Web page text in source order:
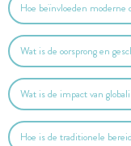
Hoe beïnvloeden
Wat is de oorsprong en
Wat is de impact van
Hoe is de traditionele